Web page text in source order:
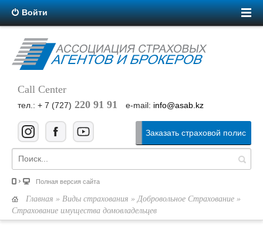
Войти
Call Center
тел.: + 7 (727) 220 91 91 e-mail: info@asab.kz
Заказать страховой полис
Полная версия сайта
Главная » Виды страхования » Добровольное Страхование »
Страхование имущества домовладельцев